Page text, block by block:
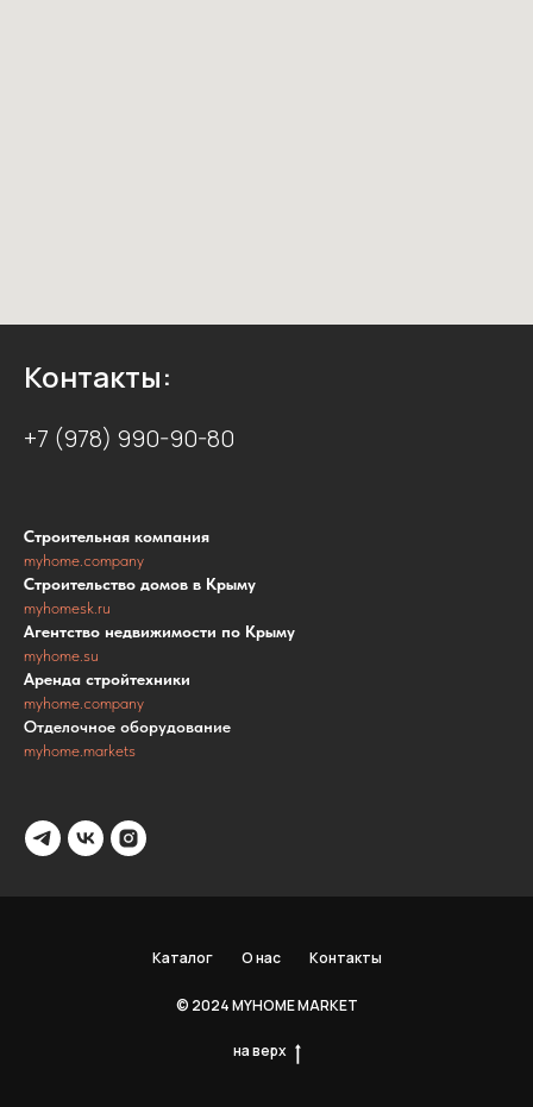
Контакты:
+7 (978) 990-90-80
Строительная компания
myhome.company
Строительство домов в Крыму
myhomesk.ru
Агентство недвижимости по Крыму
myhome.su
Аренда стройтехники
myhome.company
Отделочное оборудование
myhome.markets
Каталог О нас Контакты
© 2024 MYHOME MARKET
на верх